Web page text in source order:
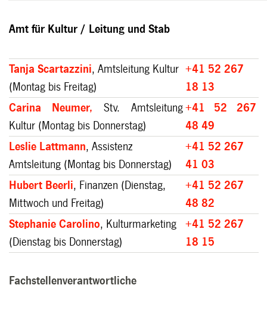
Amt für Kultur / Leitung und Stab
Tanja Scartazzini, Amtsleitung Kultur
(Montag bis Freitag)
+41 52 267
18 13
Carina Neumer, Stv. Amtsleitung
Kultur (Montag bis Donnerstag)
+41 52 267
48 49
Leslie Lattmann, Assistenz
Amtsleitung (Montag bis Donnerstag)
+41 52 267
41 03
Hubert Beerli, Finanzen (Dienstag,
Mittwoch und Freitag)
+41 52 267
48 82
Stephanie Carolino, Kulturmarketing
(Dienstag bis Donnerstag)
+41 52 267
18 15
Fachstellenverantwortliche